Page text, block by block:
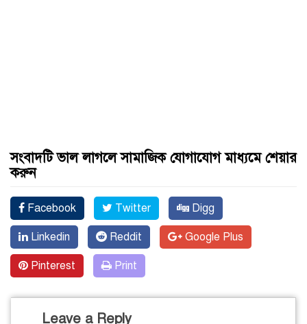
সংবাদটি ভাল লাগলে সামাজিক যোগাযোগ মাধ্যমে শেয়ার
করুন
Facebook Twitter Digg
Linkedin Reddit Google Plus
Pinterest Print
Leave a Reply